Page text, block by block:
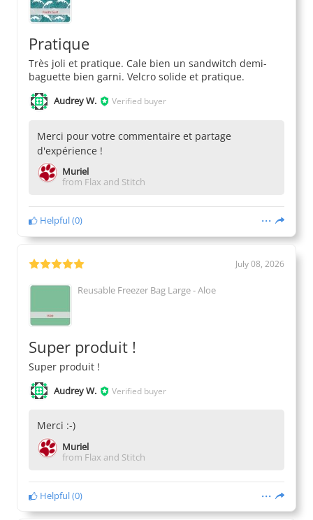
Pratique
Très joli et pratique. Cale bien un sandwitch demi-
baguette bien garni. Velcro solide et pratique.
Audrey W. Verified buyer
Merci pour votre commentaire et partage
d'expérience !
Muriel
from Flax and Stitch
Helpful(0)
July 08, 2026
Reusable Freezer Bag Large - Aloe
Super produit !
Super produit !
Audrey W. Verified buyer
Merci :-)
Muriel
from Flax and Stitch
Helpful(0)